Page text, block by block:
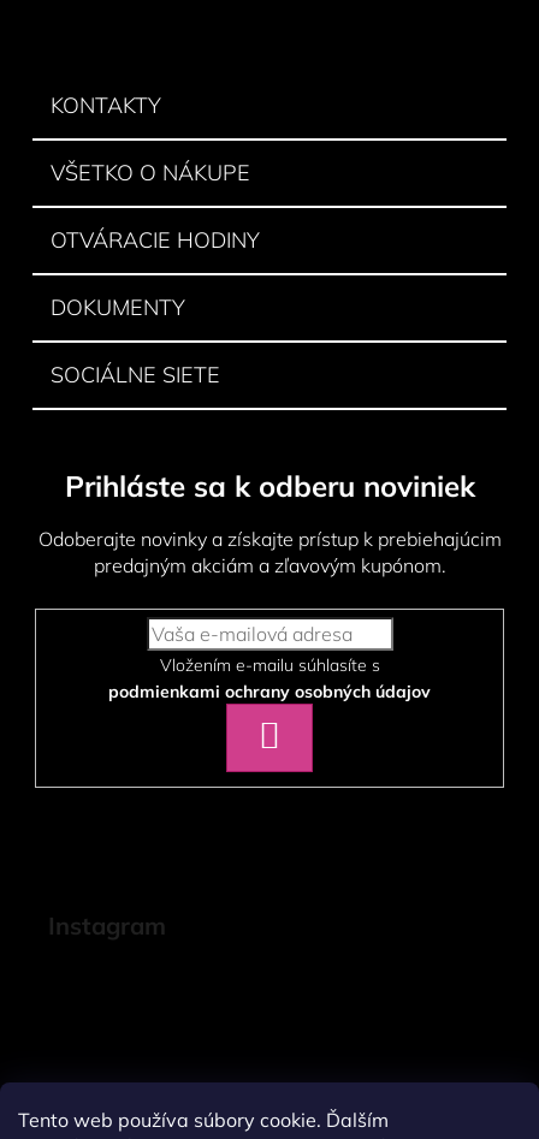
Tento web používa súbory cookie. Ďalším
KONTAKTY
VŠETKO O NÁKUPE
OTVÁRACIE HODINY
DOKUMENTY
SOCIÁLNE SIETE
Prihláste sa k odberu noviniek
Odoberajte novinky a získajte prístup k prebiehajúcim
predajným akciám a zľavovým kupónom.
podmienkami ochrany osobných údajov
SA
Instagram